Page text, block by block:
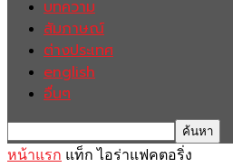
บทความ
สัมภาษณ์
ต่างประเทศ
english
อื่นๆ
หน้าแรก แท็ก ไอร่าแฟคตอริ่ง